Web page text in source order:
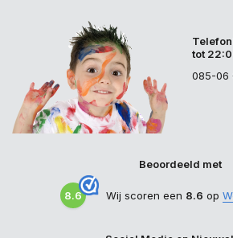
tot
085-06
Beoordeeld met
8.6 Wij scoren een 8.6 op